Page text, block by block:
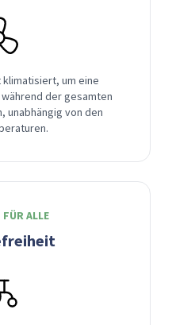
um eine
der gesamten
unabhängig von den
ALLE